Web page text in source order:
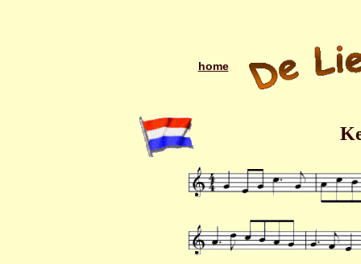
home